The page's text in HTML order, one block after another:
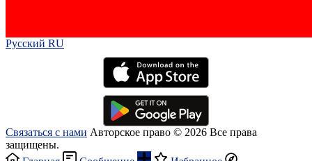
Русский RU‎
Связаться с нами Авторское право © 2026 Все права
защищены.